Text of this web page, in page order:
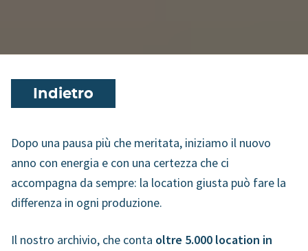
Indietro
Dopo una pausa più che meritata, iniziamo il nuovo
anno con energia e con una certezza che ci
accompagna da sempre: la location giusta può fare la
differenza in ogni produzione.
Il nostro archivio, che conta oltre 5.000 location in